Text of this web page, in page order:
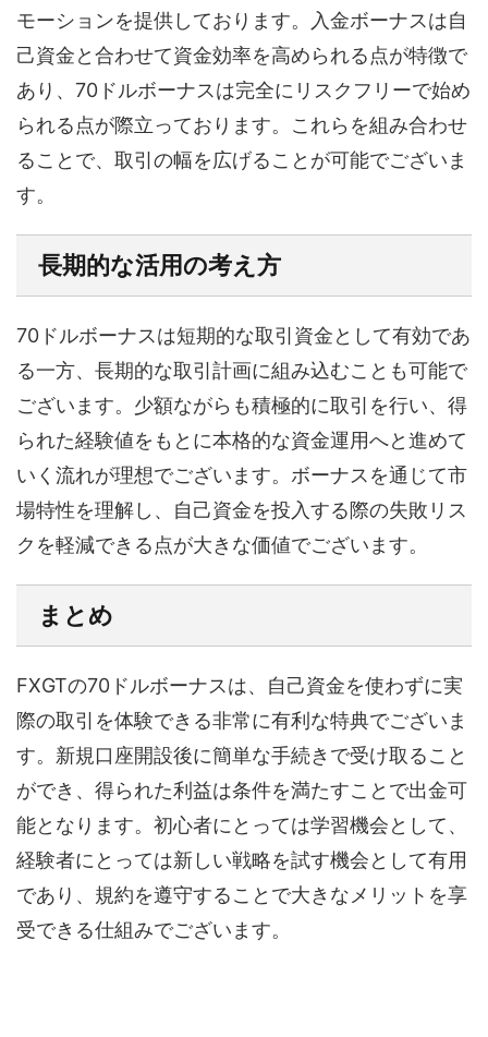
モーションを提供しております。入金ボーナスは自
己資金と合わせて資金効率を高められる点が特徴で
あり、70ドルボーナスは完全にリスクフリーで始め
られる点が際立っております。これらを組み合わせ
ることで、取引の幅を広げることが可能でございま
す。
長期的な活用の考え方
70ドルボーナスは短期的な取引資金として有効であ
る一方、長期的な取引計画に組み込むことも可能で
ございます。少額ながらも積極的に取引を行い、得
られた経験値をもとに本格的な資金運用へと進めて
いく流れが理想でございます。ボーナスを通じて市
場特性を理解し、自己資金を投入する際の失敗リス
クを軽減できる点が大きな価値でございます。
まとめ
FXGTの70ドルボーナスは、自己資金を使わずに実
際の取引を体験できる非常に有利な特典でございま
す。新規口座開設後に簡単な手続きで受け取ること
ができ、得られた利益は条件を満たすことで出金可
能となります。初心者にとっては学習機会として、
経験者にとっては新しい戦略を試す機会として有用
であり、規約を遵守することで大きなメリットを享
受できる仕組みでございます。